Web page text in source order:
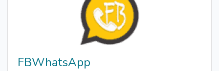
FBWhatsApp